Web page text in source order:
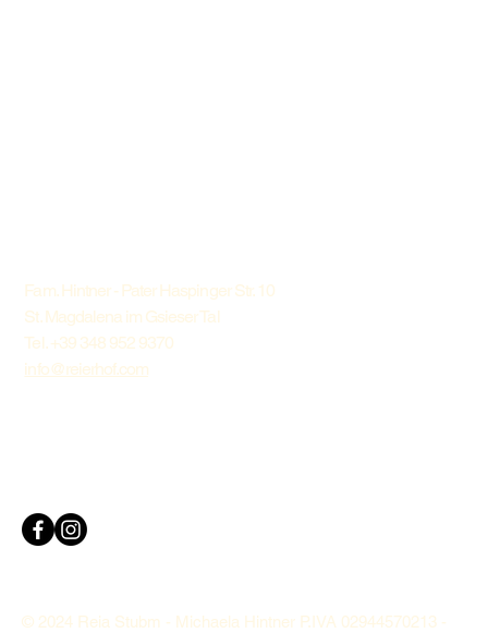
Fam. Hintner - Pater Haspinger Str. 10
St. Magdalena im Gsieser Tal
Tel. +39 348 952 9370
info@reierhof.com
© 2024 Reia Stubm - Michaela Hintner P.IVA 02944570213 -